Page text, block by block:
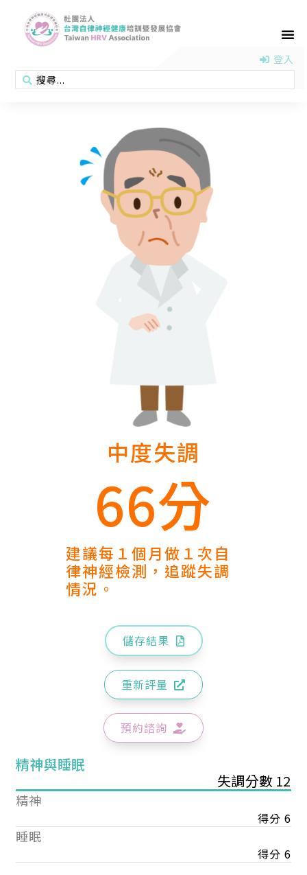
登入
中度失調
66分
建議每１個月做１次自
律神經檢測，追蹤失調
情況。
儲存結果
重新評量
預約諮詢
精神與睡眠
失調分數 12
精神
得分 6
睡眠
得分 6